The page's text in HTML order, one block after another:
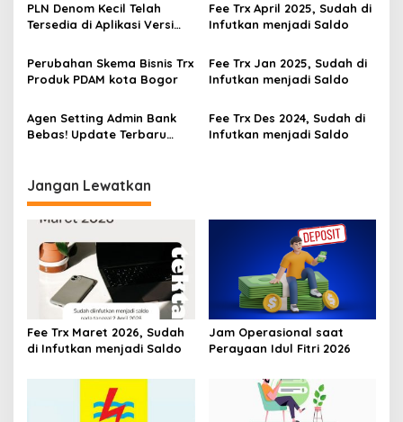
PLN Denom Kecil Telah
Tersedia di Aplikasi Versi
Fee Trx April 2025, Sudah di
Infutkan menjadi Saldo
Perubahan Skema Bisnis Trx
Produk PDAM kota Bogor
Fee Trx Jan 2025, Sudah di
Infutkan menjadi Saldo
Agen Setting Admin Bank
Bebas! Update Terbaru
Fee Trx Des 2024, Sudah di
Infutkan menjadi Saldo
Jangan Lewatkan
Fee Trx Maret 2026, Sudah
di Infutkan menjadi Saldo
Jam Operasional saat
Perayaan Idul Fitri 2026